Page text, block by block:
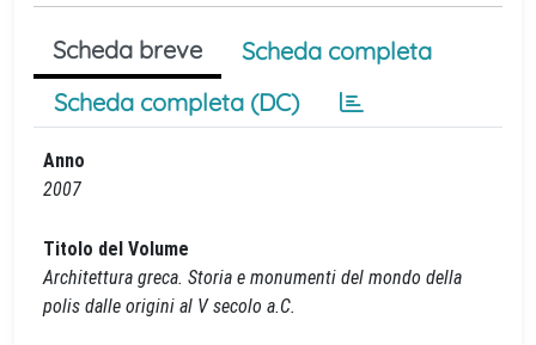
Scheda breve
Scheda completa
Scheda completa (DC)
Anno
2007
Titolo del Volume
Architettura greca. Storia e monumenti del mondo della
polis dalle origini al V secolo a.C.